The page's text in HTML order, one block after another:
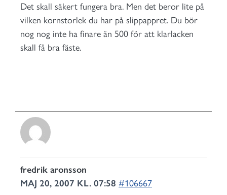
Det skall säkert fungera bra. Men det beror lite på
vilken kornstorlek du har på slippappret. Du bör
nog nog inte ha finare än 500 för att klarlacken
skall få bra fäste.
fredrik aronsson
MAJ 20, 2007 KL. 07:58 #106667